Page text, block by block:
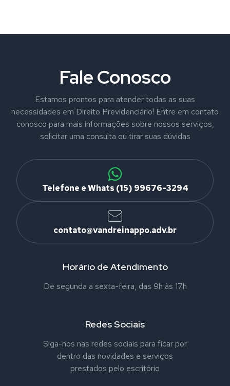
Fale Conosco
Estamos prontos para atender todas as suas
necessidades em Direito Previdenciário! Entre em contato
conosco para mais informações sobre nossos serviços,
solicitar uma consulta ou tirar suas dúvidas
Telefone e Whats (15) 99676-3294
contato@vandreinappo.adv.br
Horário de Atendimento
De segunda a sexta-feira, das 9h às 17h
Redes Sociais
Siga-nos nas redes sociais para ficar por
dentro das novidades e serviços
prestados pelo escritório